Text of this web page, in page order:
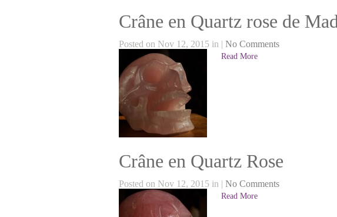
Crâne en Quartz rose de
Posted on Nov 12, 2015 in | No Comments
Read More
Crâne en Quartz Rose
Posted on Nov 12, 2015 in | No Comments
Read More